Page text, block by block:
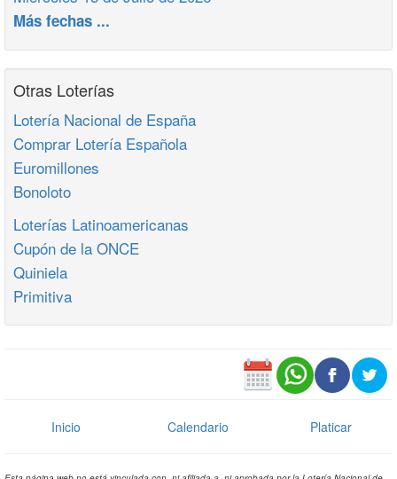
Más fechas ...
Otras Loterías
Lotería Nacional de España
Comprar Lotería Española
Euromillones
Bonoloto
Loterías Latinoamericanas
Cupón de la ONCE
Quiniela
Primitiva
Inicio Calendario Platicar